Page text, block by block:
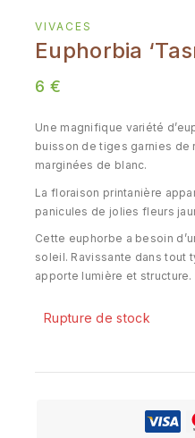
VIVACES
Euphorbia
6 €
Une magnifique variété
buisson de tiges garnies
marginées de blanc.
La floraison printanière
panicules de jolies fleurs
Cette euphorbe a besoin
soleil. Ravissante dans tout
apporte lumière et structure.
Rupture de stock